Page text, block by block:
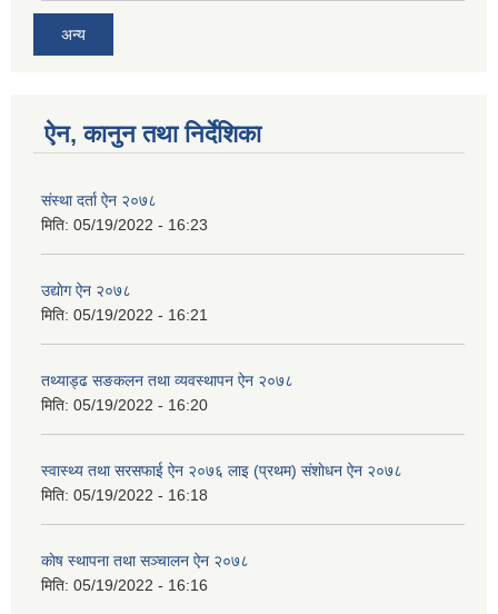
अन्य
ऐन, कानुन तथा निर्देशिका
संस्था दर्ता ऐन २०७८
मिति: 05/19/2022 - 16:23
उद्याेग ऐन २०७८
मिति: 05/19/2022 - 16:21
तथ्याड्ढ सङकलन तथा व्यवस्थापन ऐन २०७८
मिति: 05/19/2022 - 16:20
स्वास्थ्य तथा सरसफाई ऐन २०७६ लाइ (प्रथम) स‌ंशाेधन ऐन २०७८
मिति: 05/19/2022 - 16:18
काेष स्थापना तथा सञ्चालन ऐन २०७८
मिति: 05/19/2022 - 16:16